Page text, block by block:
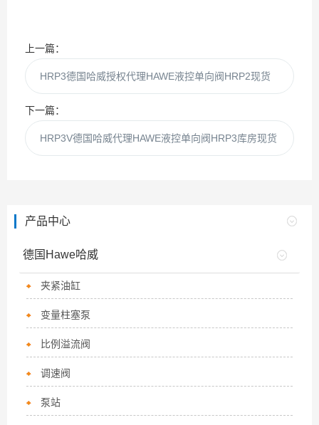
上一篇：
HRP3德国哈威授权代理HAWE液控单向阀HRP2现货
下一篇：
HRP3V德国哈威代理HAWE液控单向阀HRP3库房现货
产品中心
德国Hawe哈威
夹紧油缸
变量柱塞泵
比例溢流阀
调速阀
泵站